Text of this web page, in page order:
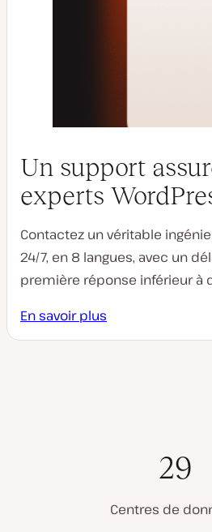
Un support
experts
Contactez un véritable
24/7, en 8 langues, avec un
première réponse inférieur à
En savoir plus
29
Centres de